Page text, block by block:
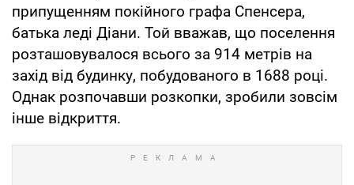
припущенням покійного графа Спенсера,
батька леді Діани. Той вважав, що поселення
розташовувалося всього за 914 метрів на
захід від будинку, побудованого в 1688 році.
Однак розпочавши розкопки, зробили зовсім
інше відкриття.